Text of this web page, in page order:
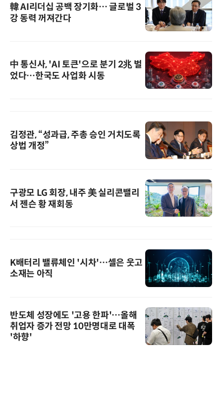
韓 AI리더십 공백 장기화… 글로벌 3
강 동력 꺼져간다
中 통신사, 'AI 토큰'으로 분기 2兆 벌
었다…한국도 사업화 시동
김정관, “성과급, 주총 승인 거치도록
상법 개정”
구광모 LG 회장, 내주 美 실리콘밸리
서 젠슨 황 재회동
K배터리 밸류체인 '시차'…셀은 웃고
소재는 아직
반도체 성장에도 '고용 한파'…올해
취업자 증가 전망 10만명대로 대폭
'하향'